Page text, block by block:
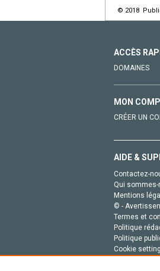
© 2018
ACCÈS
DOMAINES
MON
CRÉER UN
AIDE &
Contactez-
Qui sommes-
Mentions
© -
Termes et
Politique
Politique
Cookie